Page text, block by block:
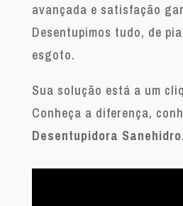
avançada e satisfação
Desentupimos tudo, de
esgoto.
Sua solução está a um
Conheça a diferença,
Desentupidora Sanehidro.